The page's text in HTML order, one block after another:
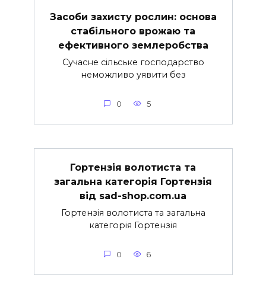
Засоби захисту рослин: основа
стабільного врожаю та
ефективного землеробства
Сучасне сільське господарство
неможливо уявити без
0 5
Гортензія волотиста та
загальна категорія Гортензія
від sad-shop.com.ua
Гортензія волотиста та загальна
категорія Гортензія
0 6